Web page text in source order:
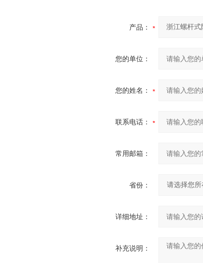
产品：
您的单位：
您的姓名：
联系电话：
常用邮箱：
省份：
详细地址：
补充说明：